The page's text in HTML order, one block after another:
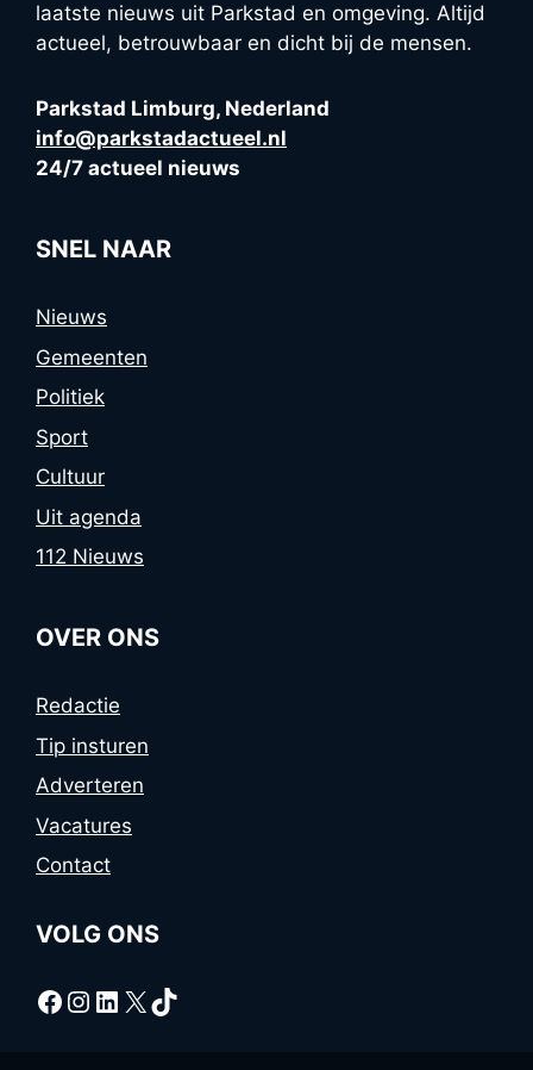
laatste nieuws uit Parkstad en omgeving. Altijd
actueel, betrouwbaar en dicht bij de mensen.
Parkstad Limburg, Nederland
info@parkstadactueel.nl
24/7 actueel nieuws
SNEL NAAR
Nieuws
Gemeenten
Politiek
Sport
Cultuur
Uit agenda
112 Nieuws
OVER ONS
Redactie
Tip insturen
Adverteren
Vacatures
Contact
VOLG ONS
Facebook
Instagram
LinkedIn
X TikTok